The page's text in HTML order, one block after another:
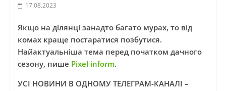
17.08.2023
Якщо на ділянці занадто багато мурах, то від
комах краще постаратися позбутися.
Найактуальніша тема перед початком дачного
сезону, пише Pixel inform.
УСІ НОВИНИ В ОДНОМУ ТЕЛЕГРАМ-КАНАЛІ –